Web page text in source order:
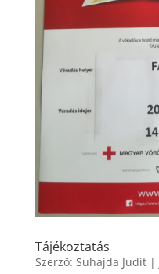
Tájékoztatás
Szerző: Suhajda Judit|